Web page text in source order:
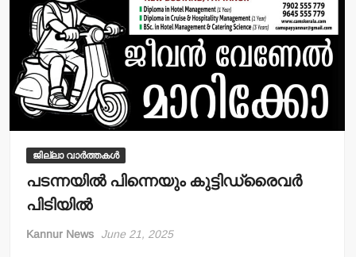
ജില്ലാ വാർത്തകൾ
പടന്നയില്‍ പിന്നെയും കുട്ടിഡ്രൈവര്‍
പിടിയില്‍
Kannur News June 21, 2025